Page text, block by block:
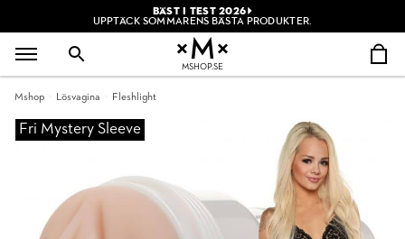
BÄST I TEST 2026
UPPTÄCK SOMMARENS BÄSTA PRODUKTER.
MSHOP.SE
Mshop Lösvagina Fleshlight
Fri Mystery Sleeve